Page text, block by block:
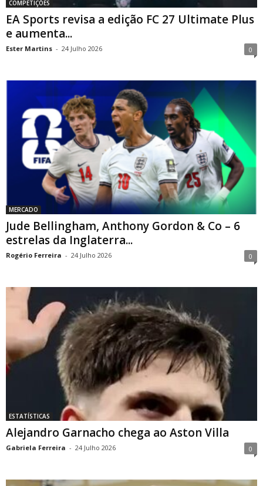
COMPETIÇÕES
EA Sports revisa a edição FC 27 Ultimate Plus
e aumenta...
Ester Martins - 24 Julho 2026 0
MERCADO
Jude Bellingham, Anthony Gordon & Co – 6
estrelas da Inglaterra...
Rogério Ferreira - 24 Julho 2026 0
ESTATÍSTICAS
Alejandro Garnacho chega ao Aston Villa
Gabriela Ferreira - 24 Julho 2026 0